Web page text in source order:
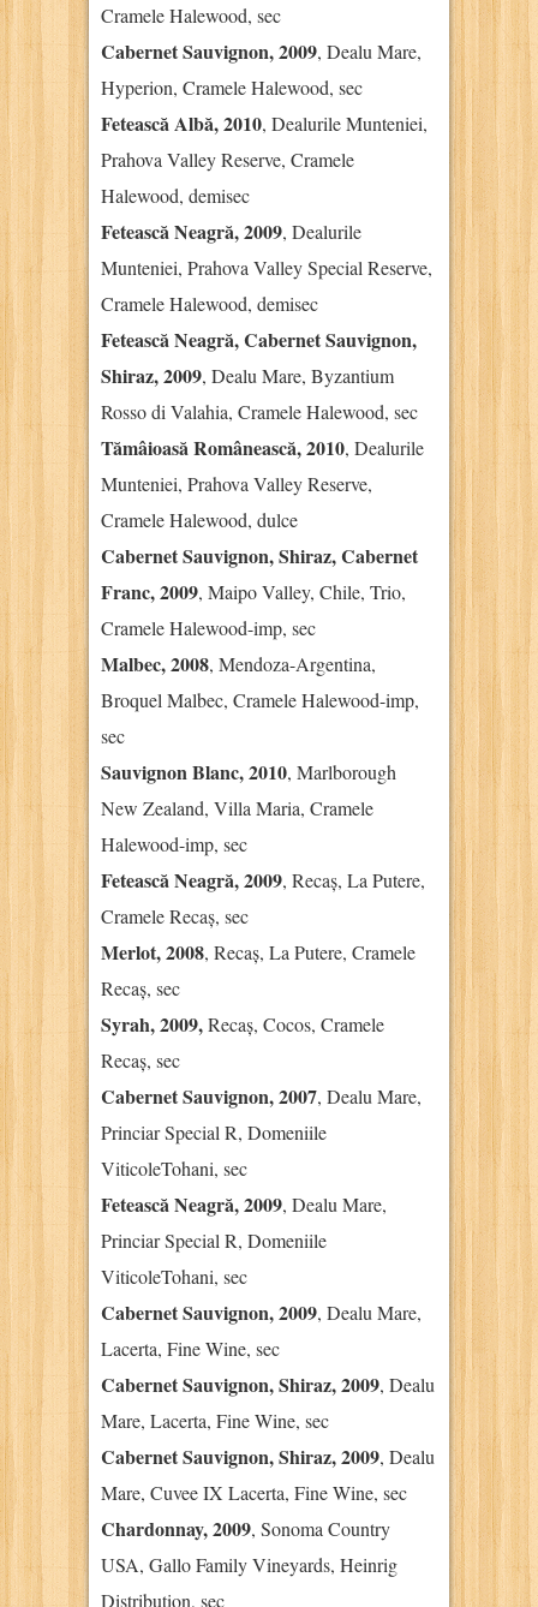
Cramele Halewood, sec
Cabernet Sauvignon, 2009, Dealu Mare,
Hyperion, Cramele Halewood, sec
Fetească Albă, 2010, Dealurile Munteniei,
Prahova Valley Reserve, Cramele
Halewood, demisec
Fetească Neagră, 2009, Dealurile
Munteniei, Prahova Valley Special Reserve,
Cramele Halewood, demisec
Fetească Neagră, Cabernet Sauvignon,
Shiraz, 2009, Dealu Mare, Byzantium
Rosso di Valahia, Cramele Halewood, sec
Tămâioasă Românească, 2010, Dealurile
Munteniei, Prahova Valley Reserve,
Cramele Halewood, dulce
Cabernet Sauvignon, Shiraz, Cabernet
Franc, 2009, Maipo Valley, Chile, Trio,
Cramele Halewood-imp, sec
Malbec, 2008, Mendoza-Argentina,
Broquel Malbec, Cramele Halewood-imp,
sec
Sauvignon Blanc, 2010, Marlborough
New Zealand, Villa Maria, Cramele
Halewood-imp, sec
Fetească Neagră, 2009, Recaș, La Putere,
Cramele Recaș, sec
Merlot, 2008, Recaș, La Putere, Cramele
Recaș, sec
Syrah, 2009,Recaș, Cocos, Cramele
Recaș, sec
Cabernet Sauvignon, 2007, Dealu Mare,
Princiar Special R, Domeniile
ViticoleTohani, sec
Fetească Neagră, 2009, Dealu Mare,
Princiar Special R, Domeniile
ViticoleTohani, sec
Cabernet Sauvignon, 2009, Dealu Mare,
Lacerta, Fine Wine, sec
Cabernet Sauvignon, Shiraz, 2009, Dealu
Mare, Lacerta, Fine Wine, sec
Cabernet Sauvignon, Shiraz, 2009, Dealu
Mare, Cuvee IX Lacerta, Fine Wine, sec
Chardonnay, 2009, Sonoma Country
USA, Gallo Family Vineyards, Heinrig
Distribution, sec